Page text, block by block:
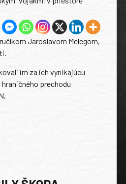
Jaroslavom Melegom,
im za ich vynikajúcu
prechodu